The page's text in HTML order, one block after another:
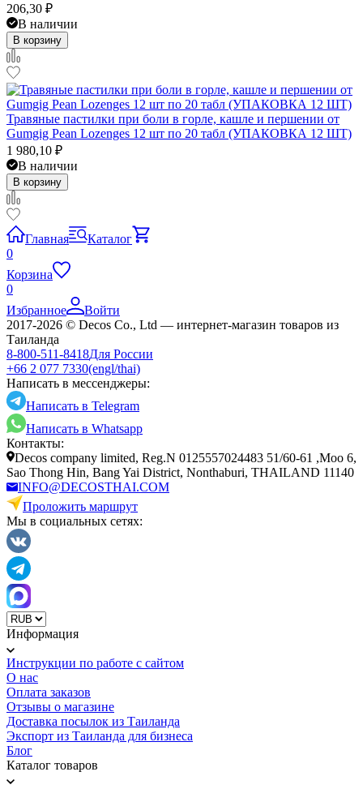
206,30 ₽
В наличии
В корзину
Травяные пастилки при боли в горле, кашле и першении от
Gumgig Pean Lozenges 12 шт по 20 табл (УПАКОВКА 12 ШТ)
1 980,10 ₽
В наличии
В корзину
Главная
Каталог
0
Корзина
0
Избранное
Войти
2017-2026 © Decos Co., Ltd — интернет-магазин товаров из
Таиланда
8-800-511-8418Для России
+66 2 077 7330(engl/thai)
Написать в мессенджеры:
Написать в Telegram
Написать в Whatsapp
Контакты:
Decos company limited, Reg.N 0125557024483 51/60-61 ,Moo 6,
Sao Thong Hin, Bang Yai District, Nonthaburi, THAILAND 11140
INFO@DECOSTHAI.COM
Проложить маршрут
Мы в социальных сетях:
Информация
Инструкции по работе с сайтом
О нас
Оплата заказов
Отзывы о магазине
Доставка посылок из Таиланда
Экспорт из Таиланда для бизнеса
Блог
Каталог товаров